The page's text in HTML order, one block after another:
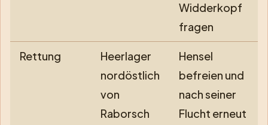
Widderkopf
fragen
Rettung
Heerlager
nordöstlich
von
Raborsch
Hensel
befreien und
nach seiner
Flucht erneut